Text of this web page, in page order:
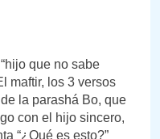
que no sabe
la parashá Bo, que
con el hijo sincero,